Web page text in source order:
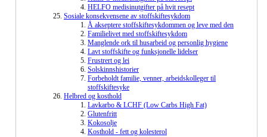
HELFO medisinutgifter på hvit resept
Sosiale konsekvensene av stoffskiftesykdom
Å akseptere stoffskiftesykdommen og leve med den
Familielivet med stoffskiftesykdom
Manglende ork til husarbeid og personlig hygiene
Lavt stoffskifte og funksjonelle lidelser
Frustrert og lei
Solskinnshistorier
Forbeholdt familie, venner, arbeidskolleger til
stoffskiftesyke
Helbred og kosthold
Lavkarbo & LCHF (Low Carbs High Fat)
Glutenfritt
Kokosolje
Kosthold - fett og kolesterol